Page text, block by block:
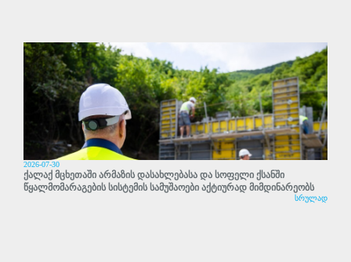
2026-07-30
ქალაქ მცხეთაში არმაზის დასახლებასა და სოფელი ქსანში
წყალმომარაგების სისტემის სამუშაოები აქტიურად მიმდინარეობს
სრულად